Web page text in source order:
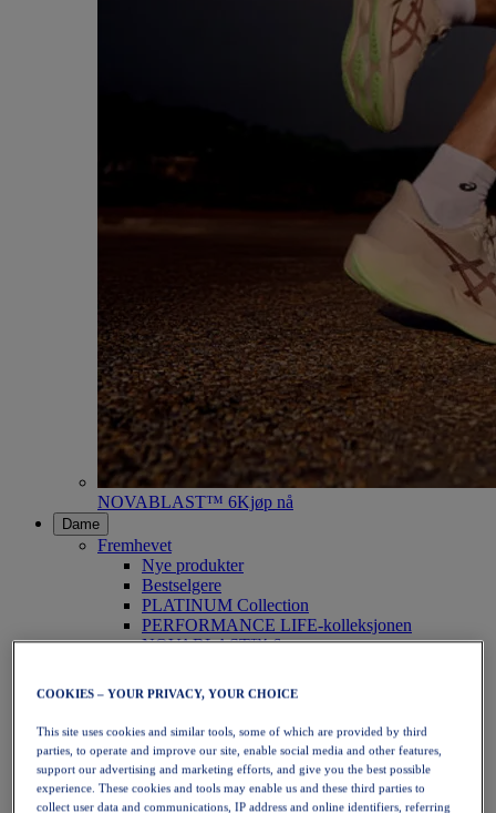
NOVABLAST™ 6Kjøp nå
Dame
Fremhevet
Nye produkter
Bestselgere
PLATINUM Collection
PERFORMANCE LIFE-kolleksjonen
NOVABLAST™ 6
Løping
Terrengløping
Tennis
Volleyball
Håndball
Padel
Netball
COOKIES – YOUR PRIVACY, YOUR CHOICE
This site uses cookies and similar tools, some of which are provided by third
parties, to operate and improve our site, enable social media and other features,
support our advertising and marketing efforts, and give you the best possible
experience. These cookies and tools may enable us and these third parties to
collect user data and communications, IP address and online identifiers, referring